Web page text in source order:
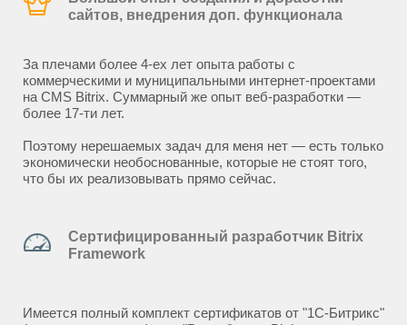
сайтов, внедрения доп. функционала
За плечами более 4-ех лет опыта работы с
коммерческими и муниципальными интернет-проектами
на CMS Bitrix. Суммарный же опыт веб-разработки —
более 17-ти лет.
Поэтому нерешаемых задач для меня нет — есть только
экономически необоснованные, которые не стоят того,
что бы их реализовывать прямо сейчас.
Сертифицированный разработчик Bitrix
Framework
Имеется полный комплект сертификатов от "1С-Битрикс"